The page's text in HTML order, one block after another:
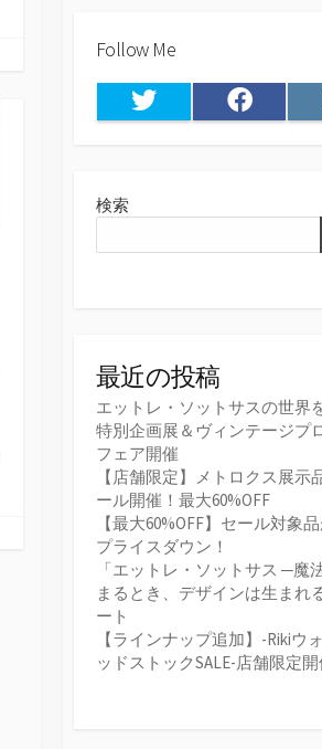
Follow Me
Twitter Facebook
検索
最近の投稿
エットレ・ソットサスの世界
特別企画展＆ヴィンテージプ
フェア開催
【店舗限定】メトロクス展示
ール開催！最大60%OFF
【最大60%OFF】セール対象
プライスダウン！
「エットレ・ソットサス ─魔
まるとき、デザインは生まれ
ート
【ラインナップ追加】-Rikiウ
ッドストックSALE-店舗限定開